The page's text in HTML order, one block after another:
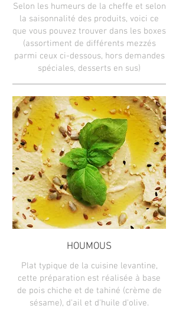
Selon les humeurs de la cheffe et selon
la saisonnalité des produits, voici ce
que vous pouvez trouver dans les boxes
(assortiment de différents mezzés
parmi ceux ci-dessous, hors demandes
spéciales, desserts en sus)
HOUMOUS
Plat typique de la cuisine levantine,
cette préparation est réalisée à base
de pois chiche et de tahiné (crème de
sésame), d'ail et d'huile d'olive.